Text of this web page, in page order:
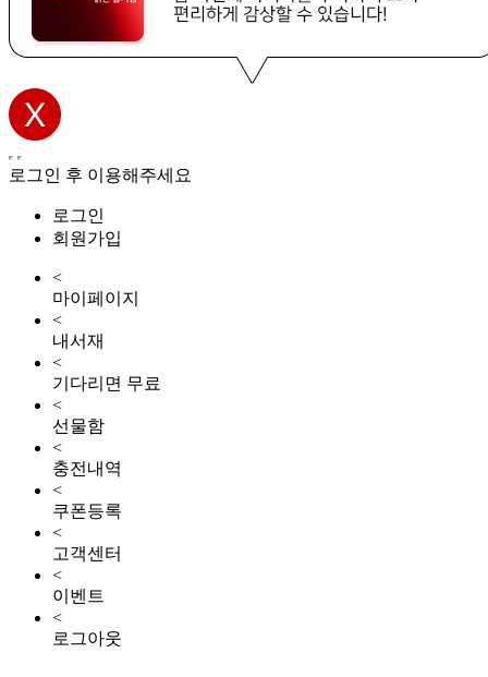
로그인 후 이용해주세요
로그인
회원가입
<
마이페이지
<
내서재
<
기다리면 무료
<
선물함
<
충전내역
<
쿠폰등록
<
고객센터
<
이벤트
<
로그아웃